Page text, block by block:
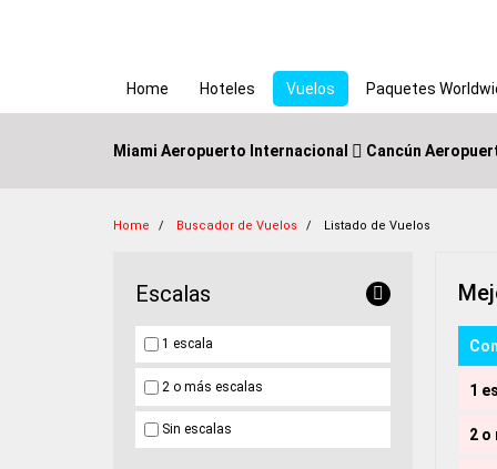
Home Hoteles Vuelos (current)Paquetes
Miami Aeropuerto Internacional Cancún
Home Buscador de Vuelos Listado de Vuelos
Escalas
1 escala
2 o más escalas
Sin escalas
1
2 o